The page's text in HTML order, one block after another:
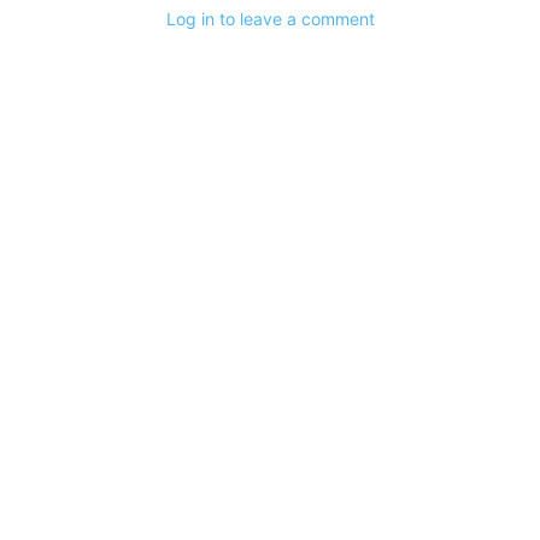
Log in to leave a comment